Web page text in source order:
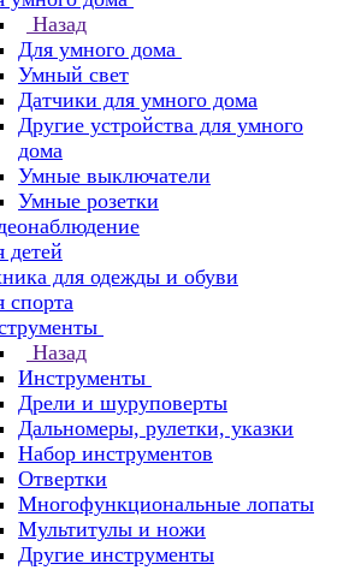
Назад
Для умного дома
Умный свет
Датчики для умного дома
Другие устройства для умного
дома
Умные выключатели
Умные розетки
детей
для одежды и обуви
спорта
Назад
Инструменты
Дрели и шуруповерты
Дальномеры, рулетки, указки
Набор инструментов
Отвертки
Многофункциональные лопаты
Мультитулы и ножи
Другие инструменты